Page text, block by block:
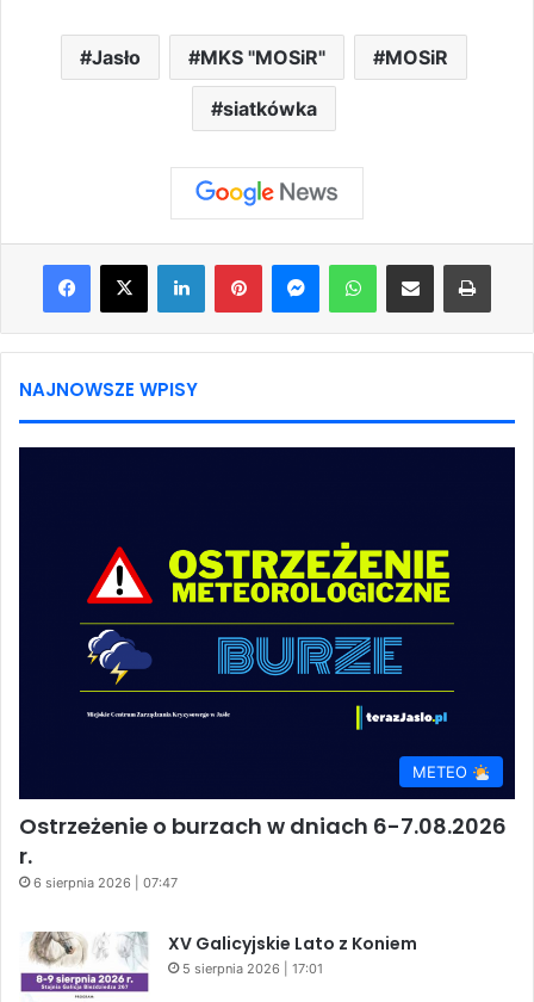
Jasło MKS "MOSiR" MOSiR
siatkówka
Facebook
X LinkedInPinterestMessengerWhatsAppShare via Email Print
NAJNOWSZE WPISY
METEO
Ostrzeżenie o burzach w dniach 6-7.08.2026
r.
6 sierpnia 2026 | 07:47
XV Galicyjskie Lato z Koniem
5 sierpnia 2026 | 17:01